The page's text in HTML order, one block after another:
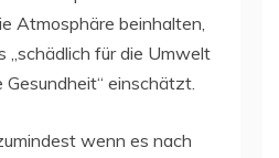
Atmosphäre beinhalten,
„schädlich für die Umwelt
Gesundheit“ einschätzt.
wenn es nach